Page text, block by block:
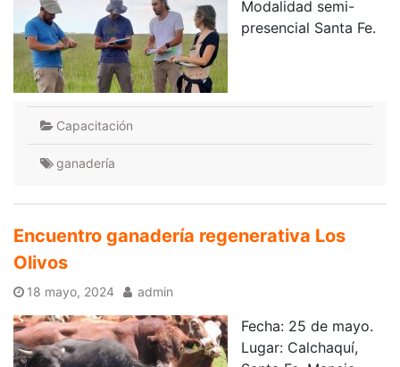
Modalidad semi-
presencial Santa Fe.
Capacitación
ganadería
Encuentro ganadería regenerativa Los
Olivos
18 mayo, 2024 admin
Fecha: 25 de mayo.
Lugar: Calchaquí,